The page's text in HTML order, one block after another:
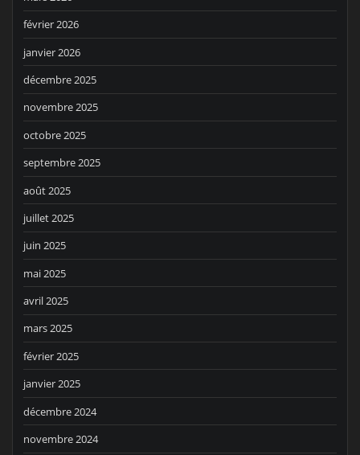
février 2026
janvier 2026
décembre 2025
novembre 2025
octobre 2025
septembre 2025
août 2025
juillet 2025
juin 2025
mai 2025
avril 2025
mars 2025
février 2025
janvier 2025
décembre 2024
novembre 2024